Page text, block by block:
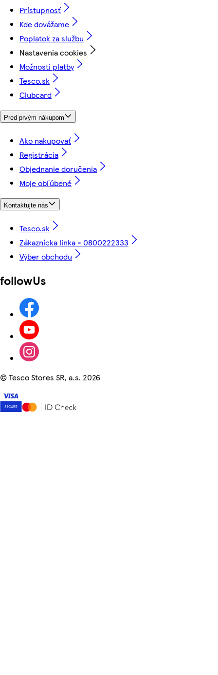
Prístupnosť
Kde dovážame
Poplatok za službu
Nastavenia cookies
Možnosti platby
Tesco.sk
Clubcard
Pred prvým nákupom
Ako nakupovať
Registrácia
Objednanie doručenia
Moje obľúbené
Kontaktujte nás
Tesco.sk
Zákaznícka linka - 0800222333
Výber obchodu
followUs
©Tesco Stores SR, a.s. 2026